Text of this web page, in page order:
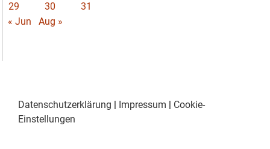
29
30
31
« Jun
Aug »
Datenschutzerklärung Impressum
Cookie-
Einstellungen